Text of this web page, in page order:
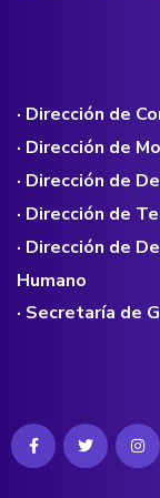
· Dirección de
· Dirección de
· Dirección de
· Dirección de
· Dirección de
Humano
· Secretaría de